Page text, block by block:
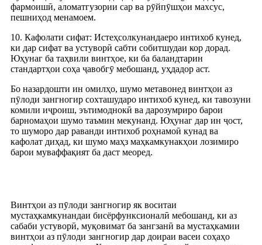
фармоишӣ, аломатгузории сар ва рӯйпӯшҳои махсус,
пешниҳод менамоем.
10. Кафолати сифат: Истеҳсолкунандаеро интихоб кунед,
ки дар сифат ва устуворӣ сабти собитшудаи кор дорад.
Юҳунаг ба таҳвили винтҳое, ки ба баландтарин
стандартҳои соҳа ҷавобгӯ мебошанд, уҳдадор аст.
Бо назардошти ин омилҳо, шумо метавонед винтҳои аз
пӯлоди зангногир сохташударо интихоб кунед, ки тавозуни
комили иҷроиш, эътимоднокӣ ва дарозумриро барои
барномаҳои шумо таъмин мекунанд. Юҳунаг дар ин ҷост,
то шуморо дар раванди интихоб роҳнамоӣ кунад ва
кафолат диҳад, ки шумо маҳз маҳкамкунакҳои лозимиро
барои муваффақият ба даст меоред.
Винтҳои аз пӯлоди зангногир як воситаи
мустаҳкамкунандаи бисёрфунксионалӣ мебошанд, ки аз
сабаби устуворӣ, муқовимат ба зангзанӣ ва мустаҳкамии
винтҳои аз пӯлоди зангногир дар доираи васеи соҳаҳо